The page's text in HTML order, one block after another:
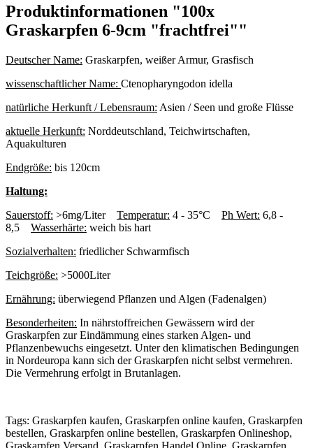
Produktinformationen "100x
Graskarpfen 6-9cm "frachtfrei""
Deutscher Name: Graskarpfen, weißer Armur, Grasfisch
wissenschaftlicher Name: Ctenopharyngodon idella
natürliche Herkunft / Lebensraum: Asien / Seen und große Flüsse
aktuelle Herkunft: Norddeutschland, Teichwirtschaften,
Aquakulturen
Endgröße: bis 120cm
Haltung:
Sauerstoff: >6mg/Liter Temperatur: 4 - 35°C Ph Wert: 6,8 -
8,5 Wasserhärte: weich bis hart
Sozialverhalten: friedlicher Schwarmfisch
Teichgröße: >5000Liter
Ernährung: überwiegend Pflanzen und Algen (Fadenalgen)
Besonderheiten: In nährstoffreichen Gewässern wird der
Graskarpfen zur Eindämmung eines starken Algen- und
Pflanzenbewuchs eingesetzt. Unter den klimatischen Bedingungen
in Nordeuropa kann sich der Graskarpfen nicht selbst vermehren.
Die Vermehrung erfolgt in Brutanlagen.
Tags: Graskarpfen kaufen, Graskarpfen online kaufen, Graskarpfen
bestellen, Graskarpfen online bestellen, Graskarpfen Onlineshop,